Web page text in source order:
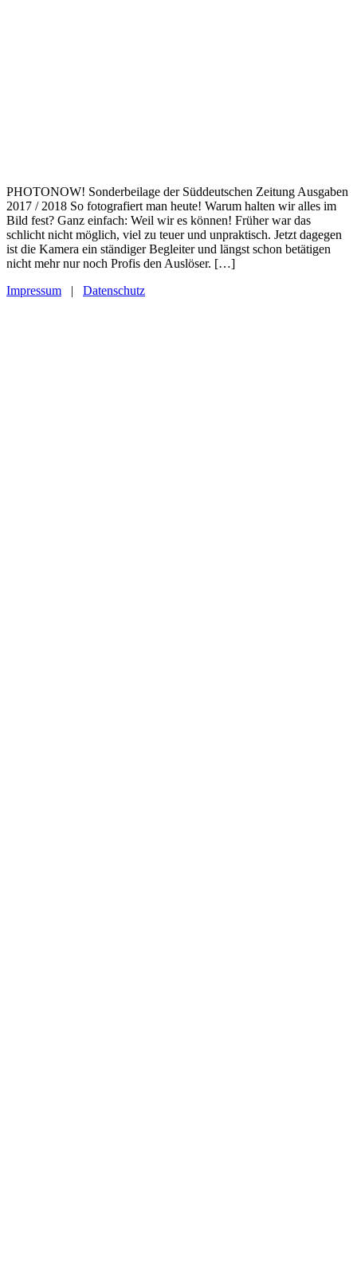
PHOTONOW! Sonderbeilage der Süddeutschen Zeitung Ausgaben
2017 / 2018 So fotografiert man heute! Warum halten wir alles im
Bild fest? Ganz einfach: Weil wir es können! Früher war das
schlicht nicht möglich, viel zu teuer und unpraktisch. Jetzt dagegen
ist die Kamera ein ständiger Begleiter und längst schon betätigen
nicht mehr nur noch Profis den Auslöser. […]
Impressum | Datenschutz